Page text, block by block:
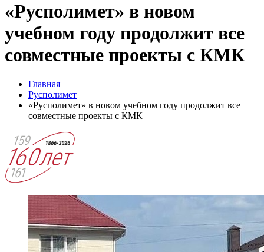
«Русполимет» в новом
учебном году продолжит все
совместные проекты с КМК
Главная
Русполимет
«Русполимет» в новом учебном году продолжит все
совместные проекты с КМК